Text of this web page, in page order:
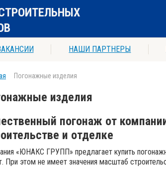
НАШИ ПАРТНЕРЫ
Погонажные изделия
изделия
погонаж от
и отделке
«ЮНАКС ГРУПП» предлагает купить
При этом не имеет значения масштаб